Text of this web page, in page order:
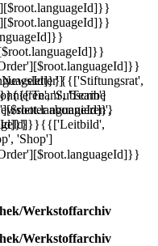
{{['Stiftungsrat',
{{['Team', 'Team']
{{['Leitbild',
'Shop']
'Subscribe
abonnieren',
Werkstoffarchiv
Werkstoffarchiv